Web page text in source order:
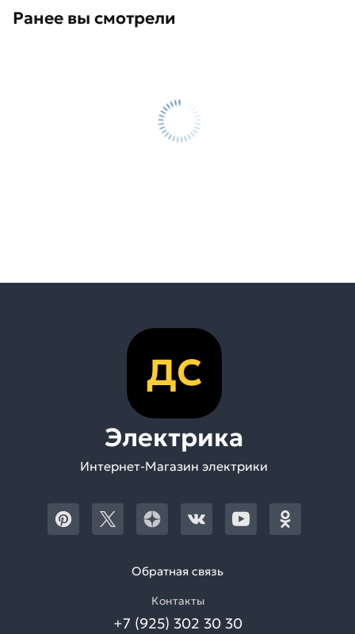
Ранее вы смотрели
ДС
Электрика
Интернет-Магазин электрики
Обратная связь
Контакты
+7 (925) 302 30 30